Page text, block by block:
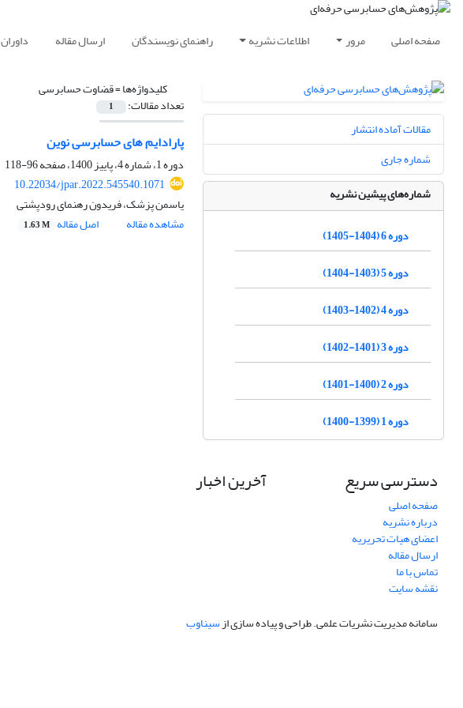
صفحه اصلی مرور اطلاعات نشریه راهنمای نویسندگان ارسال مقاله داوران
کلیدواژه‌ها =قضاوت حسابرسی
تعداد مقالات: 1
پارادایم های حسابرسی نوین
دوره 1، شماره 4، پاییز 1400، صفحه
96-118
10.22034/jpar.2022.545540.1071
یاسمن پزشک، فریدون رهنمای رودپشتی
مشاهده مقاله
اصل مقاله 1.63 M
مقالات آماده انتشار
شماره جاری
شماره‌های پیشین نشریه
دوره 6 (1404-1405)
دوره 5 (1403-1404)
دوره 4 (1402-1403)
دوره 3 (1401-1402)
دوره 2 (1400-1401)
دوره 1 (1399-1400)
دسترسی سریع
صفحه اصلی
درباره نشریه
اعضای هیات تحریریه
ارسال مقاله
تماس با ما
نقشه سایت
آخرین اخبار
سامانه مدیریت نشریات علمی.طراحی و پیاده سازی ازسیناوب